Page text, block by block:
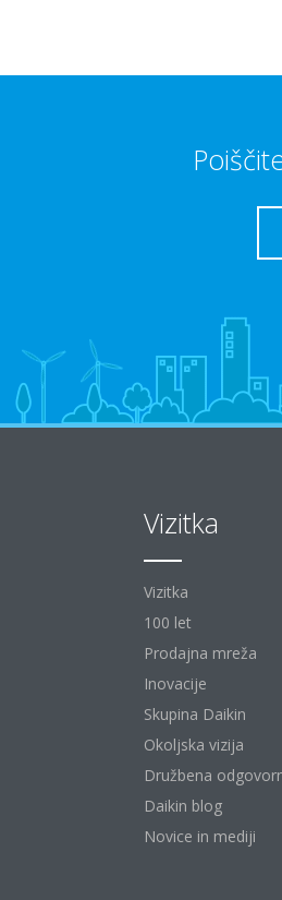
Vizitka
Vizitka
100 let
Prodajna mreža
Inovacije
Skupina Daikin
Okoljska vizija
Družbena
Daikin blog
Novice in mediji